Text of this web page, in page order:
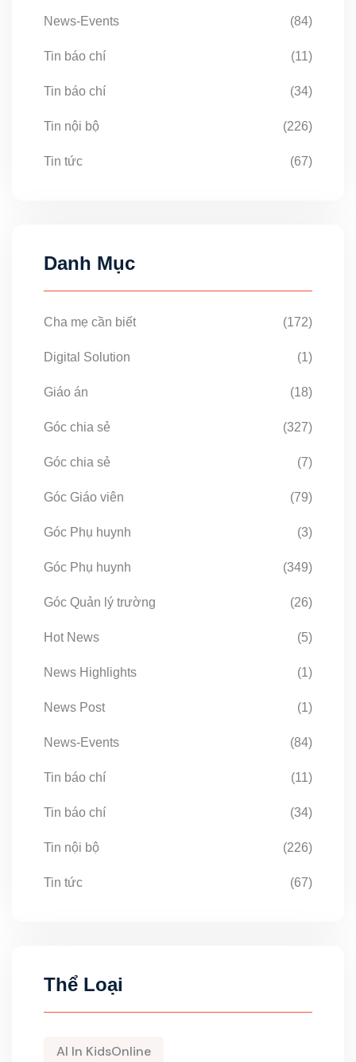
News-Events (84)
Tin báo chí (11)
Tin báo chí (34)
Tin nội bộ (226)
Tin tức (67)
Danh Mục
Cha mẹ cần biết (172)
Digital Solution (1)
Giáo án (18)
Góc chia sẻ (327)
Góc chia sẻ (7)
Góc Giáo viên (79)
Góc Phụ huynh (3)
Góc Phụ huynh (349)
Góc Quản lý trường (26)
Hot News (5)
News Highlights (1)
News Post (1)
News-Events (84)
Tin báo chí (11)
Tin báo chí (34)
Tin nội bộ (226)
Tin tức (67)
Thể Loại
AI In KidsOnline